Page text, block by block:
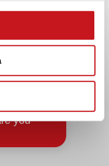
säännöt ja